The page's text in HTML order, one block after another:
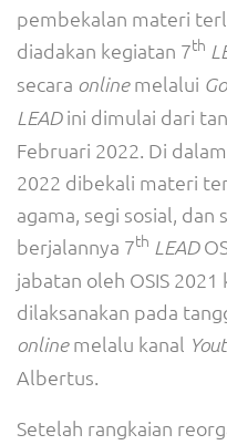
pembekalan materi
diadakan kegiatan 7th
secara onlinemelalui
LEADini dimulai dari
Februari 2022. Di
2022 dibekali materi
agama, segi sosial,
berjalannya 7th LEAD
jabatan oleh OSIS 2021
dilaksanakan pada
onlinemelalu kanal
Albertus.
Setelah rangkaian